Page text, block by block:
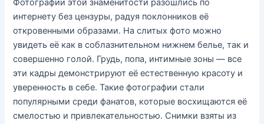
Фотографии этой знаменитости разошлись по
интернету без цензуры, радуя поклонников её
откровенными образами. На слитых фото можно
увидеть её как в соблазнительном нижнем белье, так и
совершенно голой. Грудь, попа, интимные зоны — все
эти кадры демонстрируют её естественную красоту и
уверенность в себе. Такие фотографии стали
популярными среди фанатов, которые восхищаются её
смелостью и привлекательностью. Снимки взяты из